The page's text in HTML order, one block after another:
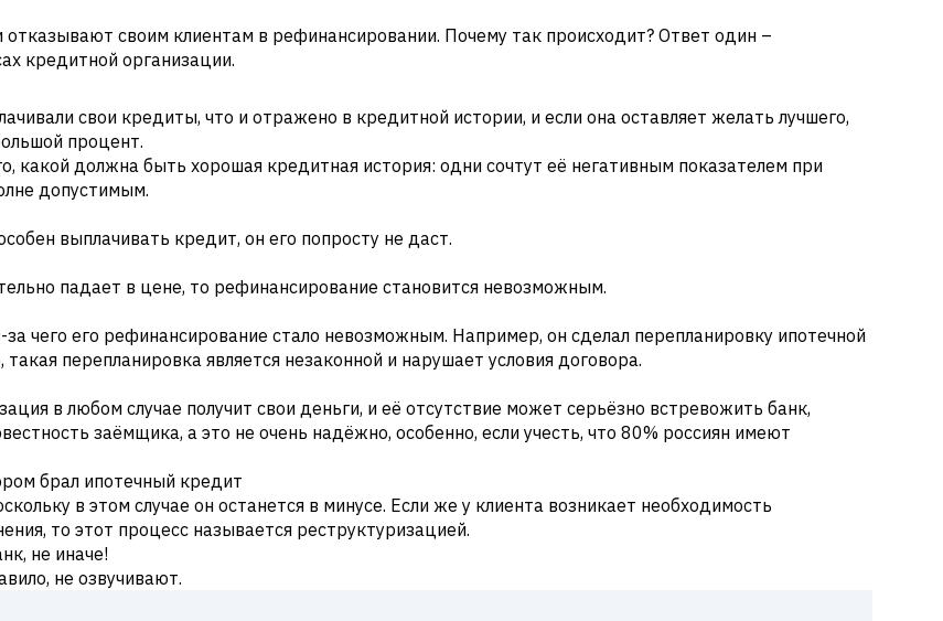
своим клиентам в рефинансировании. Почему так происходит? Ответ один –
кредитной организации.
свои кредиты, что и отражено в кредитной истории, и если она оставляет желать лучшего,
процент.
какой должна быть хорошая кредитная история: одни сочтут её негативным показателем при
допустимым.
выплачивать кредит, он его попросту не даст.
падает в цене, то рефинансирование становится невозможным.
за чего его рефинансирование стало невозможным. Например, он сделал перепланировку ипотечной
перепланировка является незаконной и нарушает условия договора.
в любом случае получит свои деньги, и её отсутствие может серьёзно встревожить банк,
заёмщика, а это не очень надёжно, особенно, если учесть, что 80% россиян имеют
брал ипотечный кредит
в этом случае он останется в минусе. Если же у клиента возникает необходимость
то этот процесс называется реструктуризацией.
не иначе!
не озвучивают.